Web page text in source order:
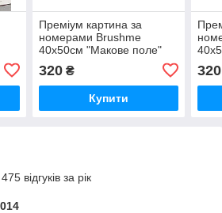
Преміум картина за
номерами Brushme
40x50см "Макове поле"
320₴
Купити
320
відгуків за рік